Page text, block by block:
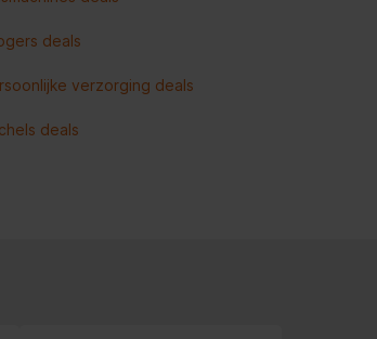
deals
verzorging deals
deals